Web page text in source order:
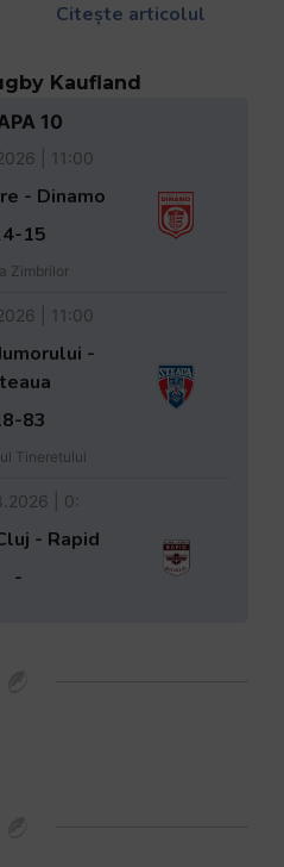
Citește articolul
Kaufland
10
| 11:00
- Dinamo
15
Zimbrilor
| 11:00
-
83
Tineretului
| 0:
- Rapid
-